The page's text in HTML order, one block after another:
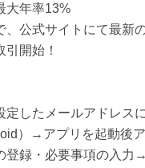
大年率13%
公式サイトにて最新
開始！
したメールアドレス
）→アプリを起動後
録・必要事項の入力